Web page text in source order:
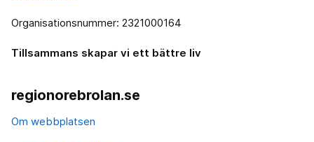
Organisationsnummer: 2321000164
Tillsammans skapar vi ett bättre liv
regionorebrolan.se
Om webbplatsen